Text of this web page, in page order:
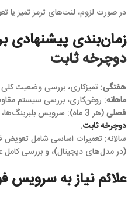
در صورت لزوم، لنت‌های ترمز تمیز یا
زمان‌بندی پیشنهادی
دوچرخه ثابت
هفتگی: تمیزکاری، بررسی وضعیت
ماهانه: روغن‌کاری، بررسی سیستم
فصلی(هر 3 ماه): سرویس بلبرینگ‌ها، بررسی تسمه یا زنجیر و
دوچرخه ثابت.
سالانه: تعمیرات اساسی شامل تعویض
(در مدل‌های دیجیتال)، و بررسی کامل
علائم نیاز به سرویس